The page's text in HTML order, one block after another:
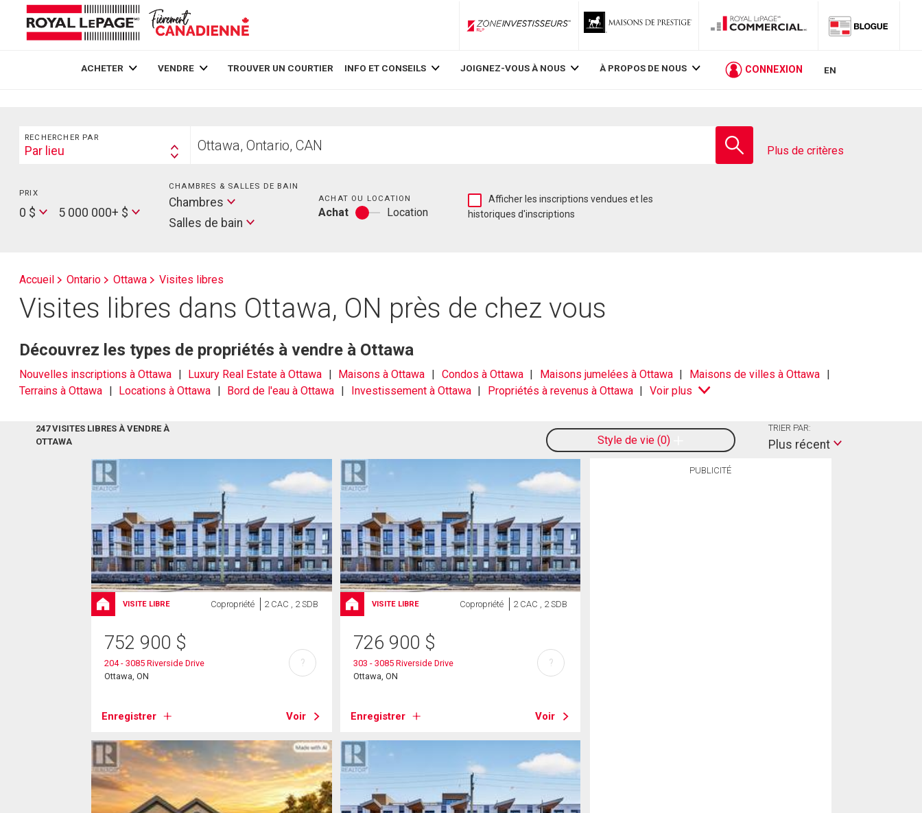
ZoneInvestisseurs RLP
ACHETER VENDRE TROUVER UN COURTIER INFO ET CONSEILS JOIGNEZ-VOUS À NOUS À PROPOS DE NOUS CONNEXION EN
Rechercher
RECHERCHER PAR
Search
Par lieu
votre
Plus de critères
PRIX
Price
0 $
Max
5 000 000+ $
CHAMBRES & SALLES DE BAIN
Chambres
bain
Salles de bain
ACHAT OU LOCATION
Achat
Achat
Location
Afficher
les
Afficher les inscriptions vendues et les
historiques d'inscriptions
Accueil Ontario Ottawa Visites libres
Visites libres dans Ottawa, ON près de chez vous
Découvrez les types de propriétés à vendre à Ottawa
Nouvelles inscriptions à Ottawa Luxury Real Estate à Ottawa Maisons à Ottawa Condos à Ottawa Maisons jumelées à Ottawa
Maisons de villes à Ottawa
Terrains à Ottawa
Locations à Ottawa Bord de l'eau à Ottawa Investissement à Ottawa Propriétés à revenus à Ottawa Voir plus
247 VISITES LIBRES À VENDRE À
OTTAWA
Style de vie 0
TRIER PAR:
Plus récent
PUBLICITÉ
VISITE LIBRE Copropriété 2 CAC , 2 SDB
752 900 $
204 - 3085 Riverside Drive
Ottawa, ON
Enregistrer Voir
?
VISITE LIBRE Copropriété 2 CAC , 2 SDB
726 900 $
303 - 3085 Riverside Drive
Ottawa, ON
Enregistrer Voir
?